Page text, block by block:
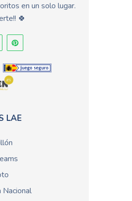
en un solo lugar.
🍀
LAE
Nacional